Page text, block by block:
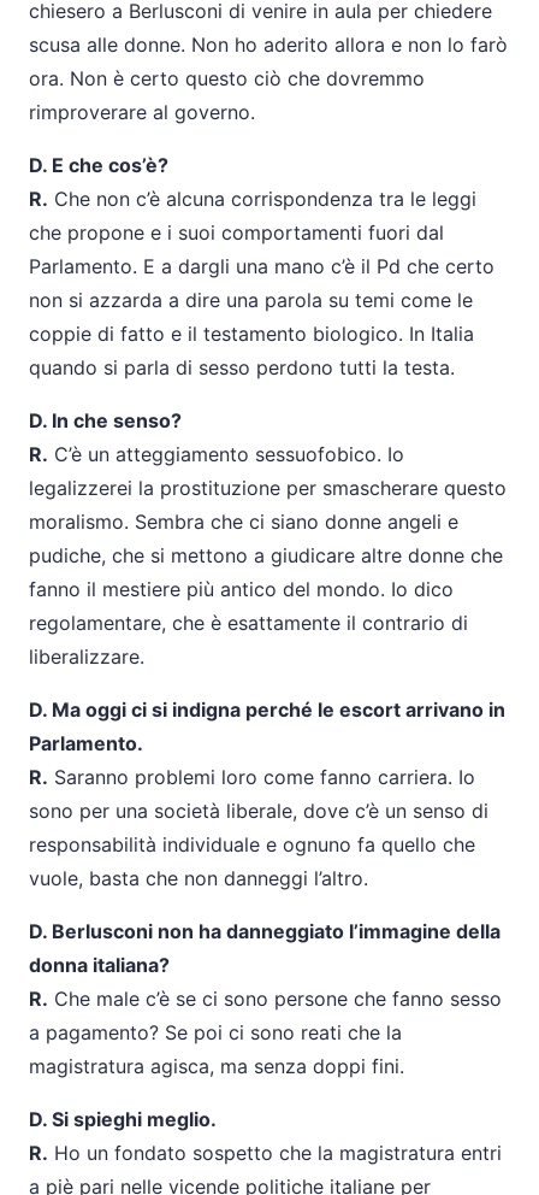
chiesero a Berlusconi di venire in aula per chiedere
scusa alle donne. Non ho aderito allora e non lo farò
ora. Non è certo questo ciò che dovremmo
rimproverare al governo.
D. E che cos’è?
R. Che non c’è alcuna corrispondenza tra le leggi
che propone e i suoi comportamenti fuori dal
Parlamento. E a dargli una mano c’è il Pd che certo
non si azzarda a dire una parola su temi come le
coppie di fatto e il testamento biologico. In Italia
quando si parla di sesso perdono tutti la testa.
D. In che senso?
R. C’è un atteggiamento sessuofobico. Io
legalizzerei la prostituzione per smascherare questo
moralismo. Sembra che ci siano donne angeli e
pudiche, che si mettono a giudicare altre donne che
fanno il mestiere più antico del mondo. Io dico
regolamentare, che è esattamente il contrario di
liberalizzare.
D. Ma oggi ci si indigna perché le escort arrivano in
Parlamento.
R. Saranno problemi loro come fanno carriera. Io
sono per una società liberale, dove c’è un senso di
responsabilità individuale e ognuno fa quello che
vuole, basta che non danneggi l’altro.
D. Berlusconi non ha danneggiato l’immagine della
donna italiana?
R. Che male c’è se ci sono persone che fanno sesso
a pagamento? Se poi ci sono reati che la
magistratura agisca, ma senza doppi fini.
D. Si spieghi meglio.
R. Ho un fondato sospetto che la magistratura entri
a piè pari nelle vicende politiche italiane per